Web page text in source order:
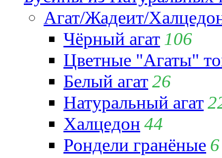
Агат/Жадеит/
Чёрный агат 106
Цветные "Агаты"
Белый агат26
Натуральный агат
Халцедон 44
Рондели гранёные 6